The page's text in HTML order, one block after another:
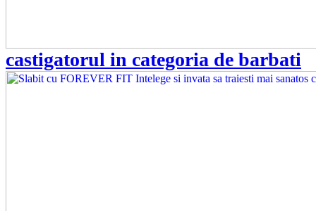
castigatorul in categoria de barbati